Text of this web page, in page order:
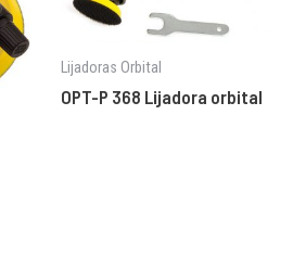
Lijadoras Orbital
OPT-P 368 Lijadora orbital